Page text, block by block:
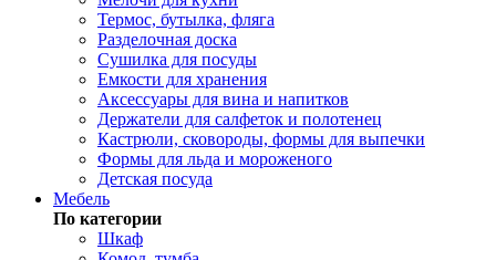
Термос, бутылка, фляга
Разделочная доска
Сушилка для посуды
Емкости для хранения
Аксессуары для вина и напитков
Держатели для салфеток и полотенец
Кастрюли, сковороды, формы для выпечки
Формы для льда и мороженого
Детская посуда
Мебель
По категории
Шкаф